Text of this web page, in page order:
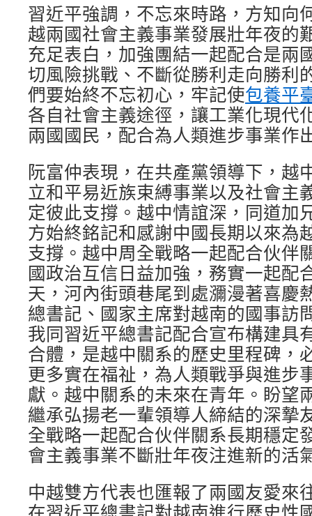
習近平強調，不忘來時路，方知向
越兩國社會主義事業發展壯年夜的
充足表白，加強團結一起配合是兩
切風險挑戰、不斷從勝利走向勝利
們要始終不忘初心，牢記使包養平
各自社會主義途徑，讓工業化現代
兩國國民，配合為人類進步事業作
阮富仲表現，在共產黨領導下，越
立和平易近族束縛事業以及社會主
定彼此支撐。越中情誼深，同道加
方始終銘記和感謝中國長期以來為
支撐。越中周全戰略一起配合伙伴
國政治互信日益加強，務實一起配
天，河內街頭巷尾到處瀰漫著喜慶
總書記、國家主席對越南的國事訪
我同習近平總書記配合宣布構建具
合體，是越中關系的歷史里程碑，
更多實在福祉，為人類戰爭與進步
獻。越中關系的未來在青年。盼望
繼承弘揚老一輩領導人締結的深摯
全戰略一起配合伙伴關系長期穩定
會主義事業不斷壯年夜注進新的活
中越雙方代表也匯報了兩國友愛來